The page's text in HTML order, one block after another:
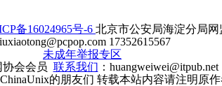
备16024965号-6 北京市公安局海淀分局网
17352615567
未成年举报专区
会会员 联系我们 ：huangweiwei@itpub.net
的朋友们 转载本站内容请注明原